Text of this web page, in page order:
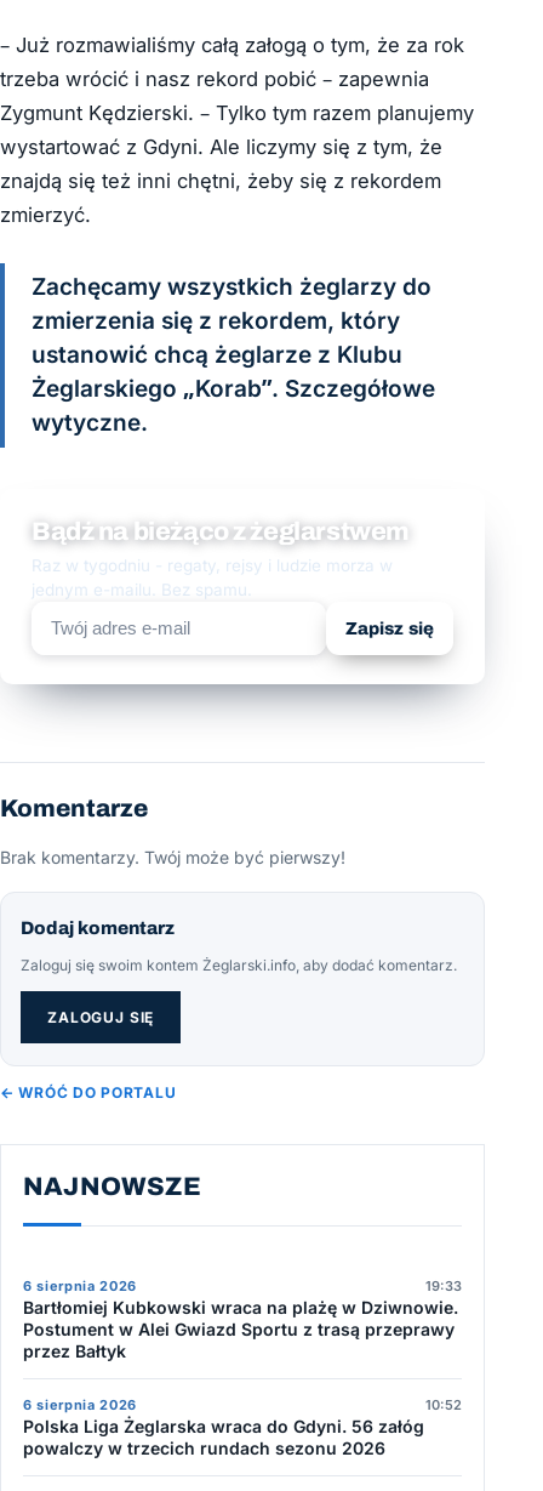
– Już rozmawialiśmy całą załogą o tym, że za rok
trzeba wrócić i nasz rekord pobić – zapewnia
Zygmunt Kędzierski. – Tylko tym razem planujemy
wystartować z Gdyni. Ale liczymy się z tym, że
znajdą się też inni chętni, żeby się z rekordem
zmierzyć.
Zachęcamy wszystkich żeglarzy do
zmierzenia się z rekordem, który
ustanowić chcą żeglarze z Klubu
Żeglarskiego „Korab”. Szczegółowe
wytyczne.
Bądź na bieżąco z żeglarstwem
Raz w tygodniu - regaty, rejsy i ludzie morza w
jednym e-mailu. Bez spamu.
Zapisz się
Komentarze
Brak komentarzy. Twój może być pierwszy!
Dodaj komentarz
Zaloguj się swoim kontem Żeglarski.info, aby dodać komentarz.
ZALOGUJ SIĘ
← WRÓĆ DO PORTALU
NAJNOWSZE
6 sierpnia 2026 19:33
Bartłomiej Kubkowski wraca na plażę w Dziwnowie.
Postument w Alei Gwiazd Sportu z trasą przeprawy
przez Bałtyk
6 sierpnia 2026 10:52
Polska Liga Żeglarska wraca do Gdyni. 56 załóg
powalczy w trzecich rundach sezonu 2026